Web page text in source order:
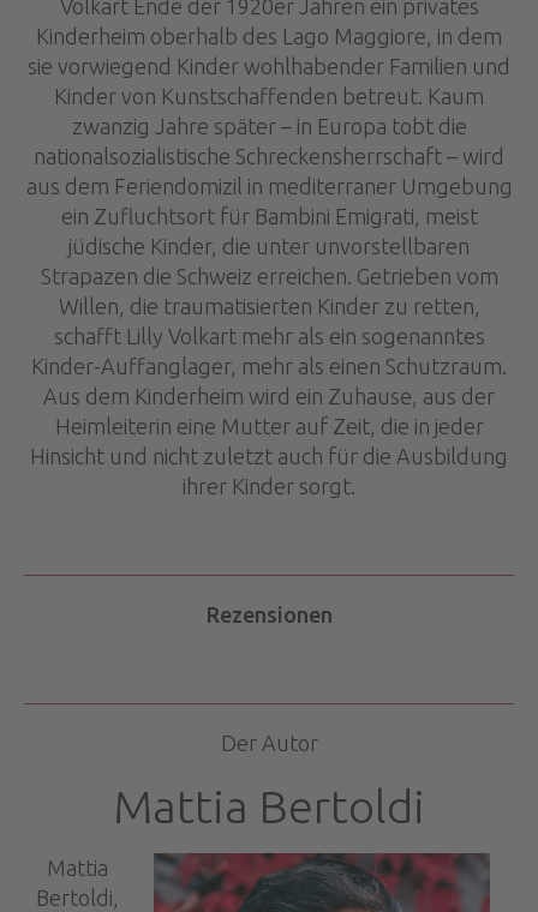
Volkart Ende der 1920er Jahren ein privates
Kinderheim oberhalb des Lago Maggiore, in dem
sie vorwiegend Kinder wohlhabender Familien und
Kinder von Kunstschaffenden betreut. Kaum
zwanzig Jahre später – in Europa tobt die
nationalsozialistische Schreckensherrschaft – wird
aus dem Feriendomizil in mediterraner Umgebung
ein Zufluchtsort für Bambini Emigrati, meist
jüdische Kinder, die unter unvorstellbaren
Strapazen die Schweiz erreichen. Getrieben vom
Willen, die traumatisierten Kinder zu retten,
schafft Lilly Volkart mehr als ein sogenanntes
Kinder-Auffanglager, mehr als einen Schutzraum.
Aus dem Kinderheim wird ein Zuhause, aus der
Heimleiterin eine Mutter auf Zeit, die in jeder
Hinsicht und nicht zuletzt auch für die Ausbildung
ihrer Kinder sorgt.
Rezensionen
Der Autor
Mattia Bertoldi
Mattia
Bertoldi,